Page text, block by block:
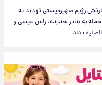
ارتش رژیم صهیونیستی تهدید به
حمله به بنادر حدیده، راس عیسی و
الصلیف داد